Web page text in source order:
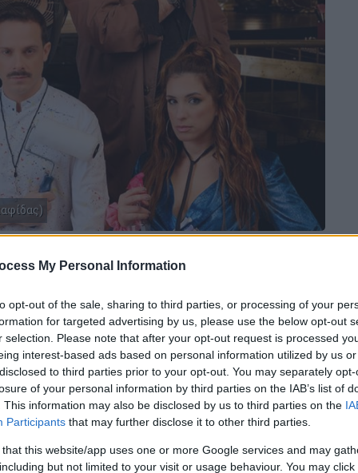
My Personal Information
opt-out of the sale, sharing to third parties, or processing of your
for targeted advertising by us, please use the below opt-out
selection. Please note that after your opt-out request is processed
interest-based ads based on personal information utilized by us
to third parties prior to your opt-out. You may separately
of your personal information by third parties on the IAB’s list of
This information may also be disclosed by us to third parties on the
Participants that may further disclose it to other third parties.
that this website/app uses one or more Google services and may
but not limited to your visit or usage behaviour. You may
το ΕΘΝΟΣ στη Google
κωμωδία των Μπρους Τζόρνταν &
χρονιά στην Ελλάδα!
Θέατρο Γκλόρια φιλοξενεί —σε
Δημήτρη Μακαλιά και σε διασκευή του
διαδραστική, αλλοπρόσαλλη και
σε όσους λατρεύουν το χιούμορ, το
κατάσταση στα χέρια τους! Ας μην